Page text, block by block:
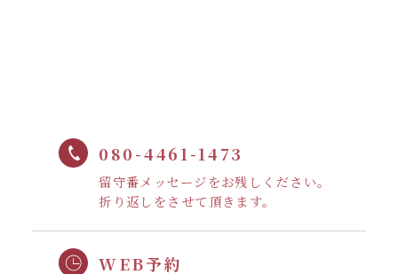
080-4461-1473
留守番メッセージをお残しください。
折り返しをさせて頂きます。
WEB予約